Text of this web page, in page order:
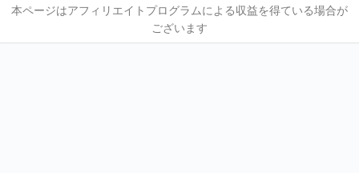
本ページはアフィリエイトプログラムによる収益を得ている場合が
ございます